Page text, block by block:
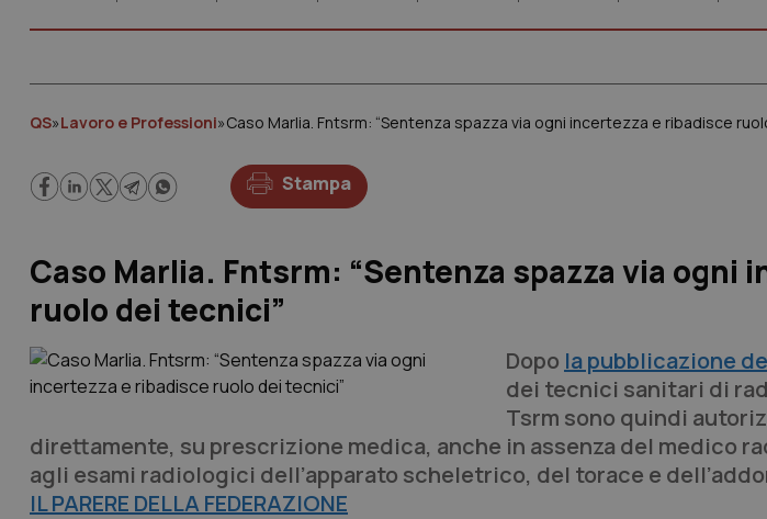
QS»Lavoro e Professioni»Caso Marlia. Fntsrm: “Sentenza spazza via ogni incertezza e ribadisce
Stampa
Caso Marlia. Fntsrm: “Sentenza spazza via ogni
ruolo dei tecnici”
Dopo la pubblicazione
dei tecnici sanitari di
Tsrm sono quindi
direttamente, su prescrizione medica, anche in assenza del medico
agli esami radiologici dell’apparato scheletrico, del torace e
IL PARERE DELLA FEDERAZIONE